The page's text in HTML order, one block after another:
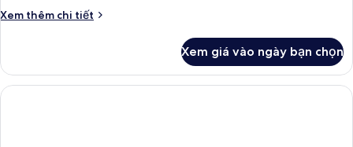
Xem thêm chi tiết
Chi
Single
room
Xem giá vào ngày bạn chọn